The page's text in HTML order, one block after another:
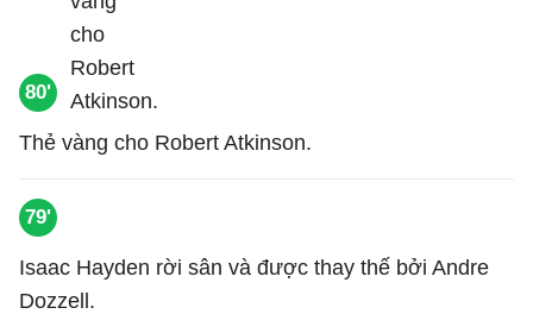
80'
Thẻ vàng cho Robert Atkinson.
79'
Isaac Hayden rời sân và được thay thế bởi Andre
Dozzell.